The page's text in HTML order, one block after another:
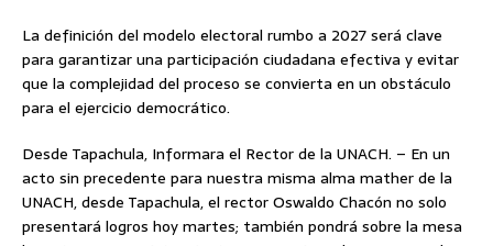
La definición del modelo electoral rumbo a 2027 será clave
para garantizar una participación ciudadana efectiva y evitar
que la complejidad del proceso se convierta en un obstáculo
para el ejercicio democrático.
Desde Tapachula, Informara el Rector de la UNACH. – En un
acto sin precedente para nuestra misma alma mather de la
UNACH, desde Tapachula, el rector Oswaldo Chacón no solo
presentará logros hoy martes; también pondrá sobre la mesa